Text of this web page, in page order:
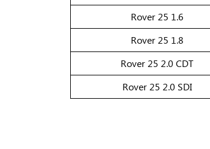
Rover 25 1.6
Rover 25 1.8
Rover 25 2.0 CDT
Rover 25 2.0 SDI